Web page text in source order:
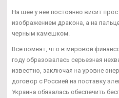
На шее у нее постоянно висит
изображением дракона, а на
черным камешком.
Все помнят, что в мировой
году образовалась серьезная
известно, заключая на уровне
договор с Россией на поставку
Украина обязалась обеспечить